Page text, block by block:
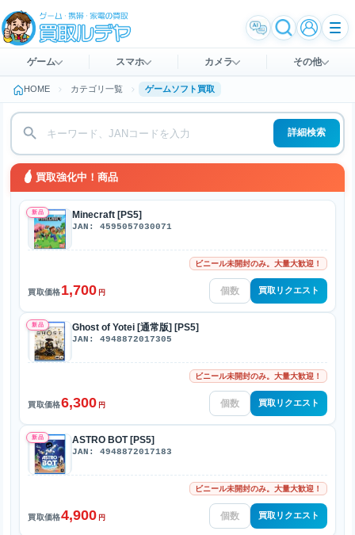
ゲーム スマホ カメラ その他
HOME カテゴリ一覧 ゲームソフト買取
詳細検索
買取強化中！商品
新品 Minecraft [PS5]
JAN: 4595057030071
ビニール未開封のみ。大量大歓迎！
買取価格1,700 円 買取リクエスト
新品 Ghost of Yotei [通常版] [PS5]
JAN: 4948872017305
ビニール未開封のみ。大量大歓迎！
買取価格6,300 円 買取リクエスト
新品 ASTRO BOT [PS5]
JAN: 4948872017183
ビニール未開封のみ。大量大歓迎！
買取価格4,900 円 買取リクエスト